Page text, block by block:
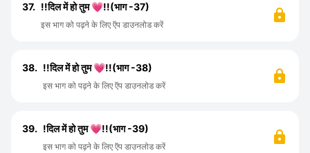
37. !!दिल में हो तुम 💗!!(भाग -37)
इस भाग को पढ़ने के लिए ऍप डाउनलोड करें
38. !!दिल में हो तुम 💗!!(भाग -38)
इस भाग को पढ़ने के लिए ऍप डाउनलोड करें
39. !दिल में हो तुम 💗!!(भाग -39)
इस भाग को पढ़ने के लिए ऍप डाउनलोड करें